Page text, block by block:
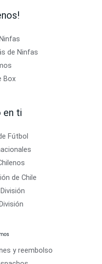
de Ninfas
Box
en ti
Fútbol
de Chile
y reembolso